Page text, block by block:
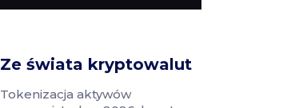
Ze świata kryptowalut
Tokenizacja aktywów